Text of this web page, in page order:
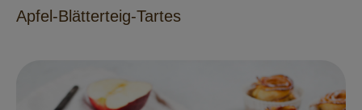
Apfel-Blätterteig-Tartes